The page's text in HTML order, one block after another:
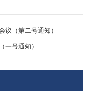
议（第二号通知）
一号通知）